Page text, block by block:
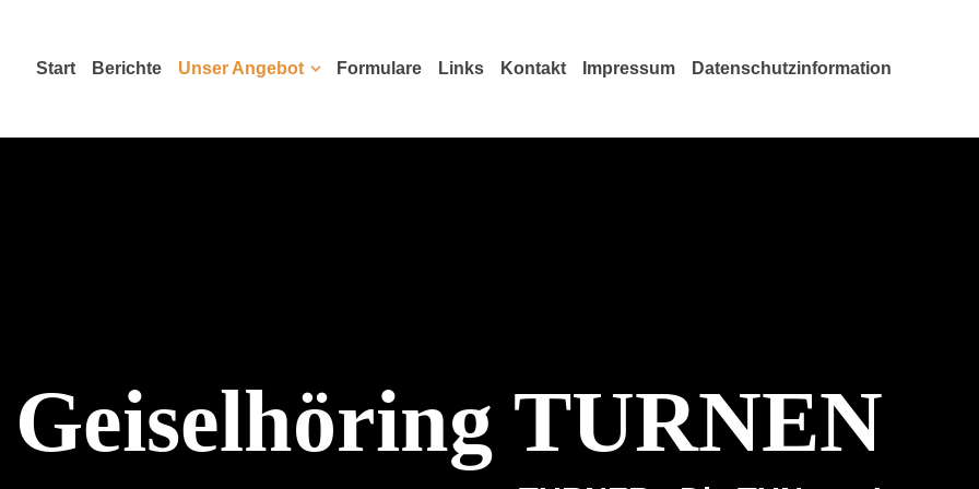
Start Berichte Unser Angebot Formulare Links Kontakt Impressum Datenschutzinformation
TURNEN